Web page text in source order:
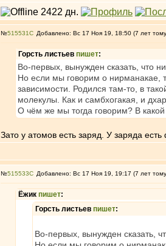
№515531 Добавлено: Вс 17 Ноя 19, 18:50 (7 лет
Горсть листьев пишет:
Во-первых, вынужден сказать, что
Но если мы говорим о нирманакае,
зависимости. Родился там-то, в
молекулы. Как и самбхогакая, и
О чём же мы тогда говорим? В
Зато у атомов есть заряд. У заряда
№515533 Добавлено: Вс 17 Ноя 19, 19:17 (7 лет
Ёжик пишет:
Горсть листьев пишет:
Во-первых, вынужден сказать,